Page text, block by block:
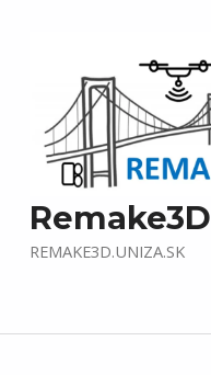
Remake3D
REMAKE3D.UNIZA.SK